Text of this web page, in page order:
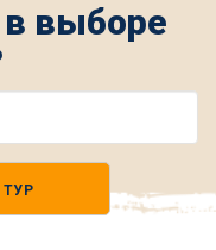
выборе